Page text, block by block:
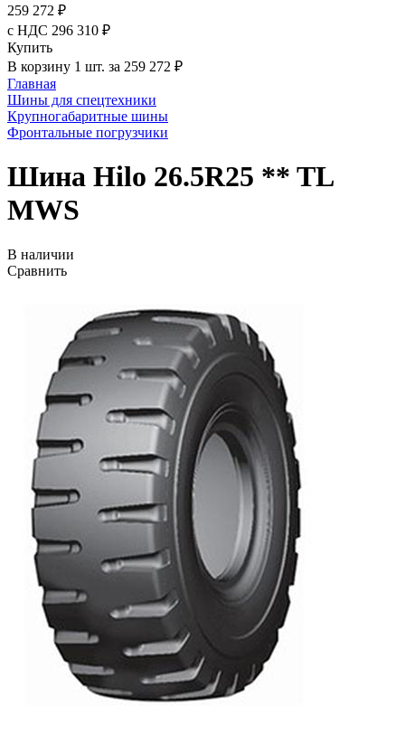
259 272 ₽
с НДС 296 310 ₽
Купить
В корзину 1 шт. за 259 272 ₽
Главная
Шины для спецтехники
Крупногабаритные шины
Фронтальные погрузчики
Шина Hilo 26.5R25 ** TL
MWS
В наличии
Сравнить